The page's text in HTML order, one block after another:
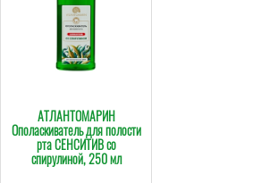
АТЛАНТОМАРИН
Ополаскиватель для полости
рта СЕНСИТИВ со
спирулиной, 250 мл